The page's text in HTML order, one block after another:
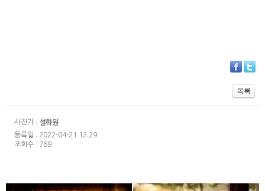
사진가 : 설화원
등록일 : 2022-04-21 12:29
조회수 : 769